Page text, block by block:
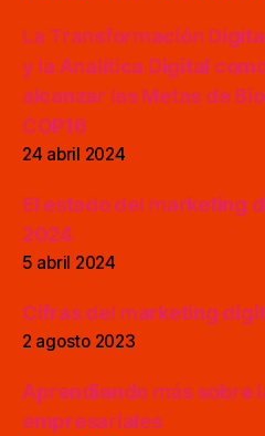
La Transformación
y la Analítica Digital
alcanzar las Metas de
COP16
24 abril 2024
El estado del marketing
2024
5 abril 2024
Cifras del marketing
2 agosto 2023
Aprendiendo más sobre
empresariales